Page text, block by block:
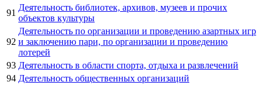
91
Деятельность библиотек, архивов, музеев и прочих
объектов культуры
92
Деятельность по организации и проведению азартных игр
и заключению пари, по организации и проведению
лотерей
93 Деятельность в области спорта, отдыха и развлечений
94 Деятельность общественных организаций